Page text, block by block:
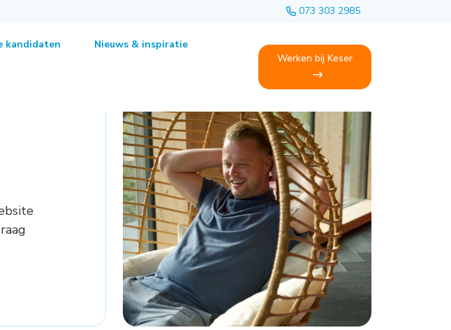
073 303 2985
kandidaten Nieuws & inspiratie
Werken bij Keser